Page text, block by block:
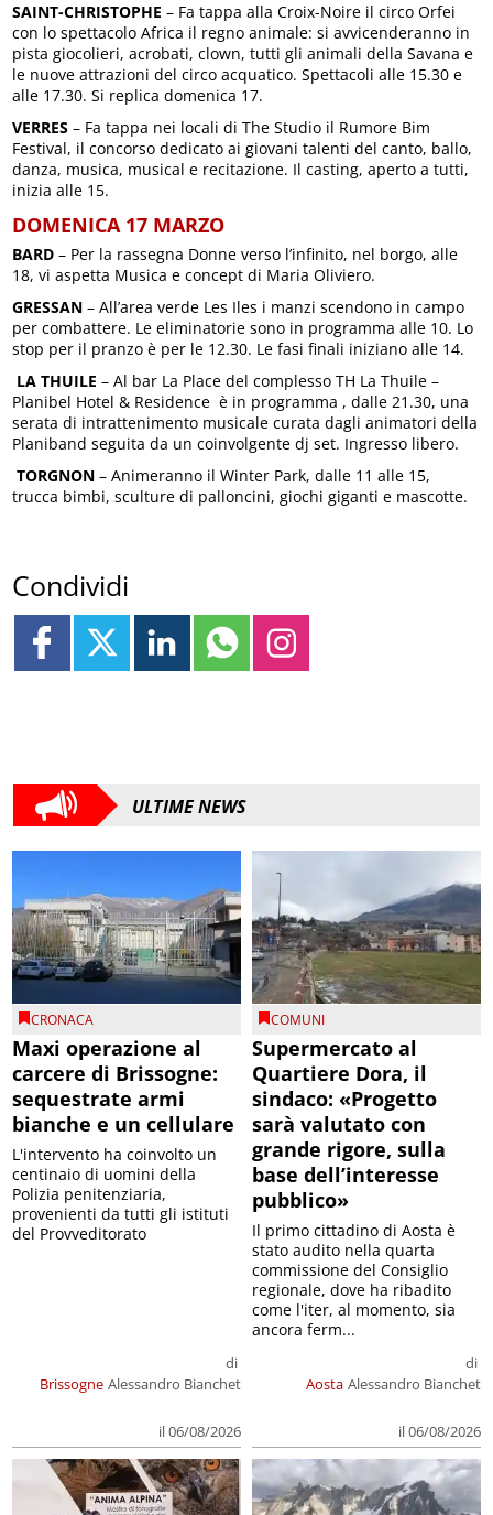
SAINT-CHRISTOPHE – Fa tappa alla Croix-Noire il circo Orfei
con lo spettacolo Africa il regno animale: si avvicenderanno in
pista giocolieri, acrobati, clown, tutti gli animali della Savana e
le nuove attrazioni del circo acquatico. Spettacoli alle 15.30 e
alle 17.30. Si replica domenica 17.
VERRES – Fa tappa nei locali di The Studio il Rumore Bim
Festival, il concorso dedicato ai giovani talenti del canto, ballo,
danza, musica, musical e recitazione. Il casting, aperto a tutti,
inizia alle 15.
DOMENICA 17 MARZO
BARD – Per la rassegna Donne verso l’infinito, nel borgo, alle
18, vi aspetta Musica e concept di Maria Oliviero.
GRESSAN – All’area verde Les Iles i manzi scendono in campo
per combattere. Le eliminatorie sono in programma alle 10. Lo
stop per il pranzo è per le 12.30. Le fasi finali iniziano alle 14.
LA THUILE – Al bar La Place del complesso TH La Thuile –
Planibel Hotel & Residence è in programma , dalle 21.30, una
serata di intrattenimento musicale curata dagli animatori della
Planiband seguita da un coinvolgente dj set. Ingresso libero.
TORGNON – Animeranno il Winter Park, dalle 11 alle 15,
trucca bimbi, sculture di palloncini, giochi giganti e mascotte.
Condividi
ULTIME NEWS
CRONACA
Maxi operazione al
carcere di Brissogne:
sequestrate armi
bianche e un cellulare
Brissogne
di
Alessandro Bianchet
il 06/08/2026
L'intervento ha coinvolto un
centinaio di uomini della
Polizia penitenziaria,
provenienti da tutti gli istituti
del Provveditorato
COMUNI
Supermercato al
Quartiere Dora, il
sindaco: «Progetto
sarà valutato con
grande rigore, sulla
base dell’interesse
pubblico»
Aosta
di
Alessandro Bianchet
il 06/08/2026
Il primo cittadino di Aosta è
stato audito nella quarta
commissione del Consiglio
regionale, dove ha ribadito
come l'iter, al momento, sia
ancora ferm...